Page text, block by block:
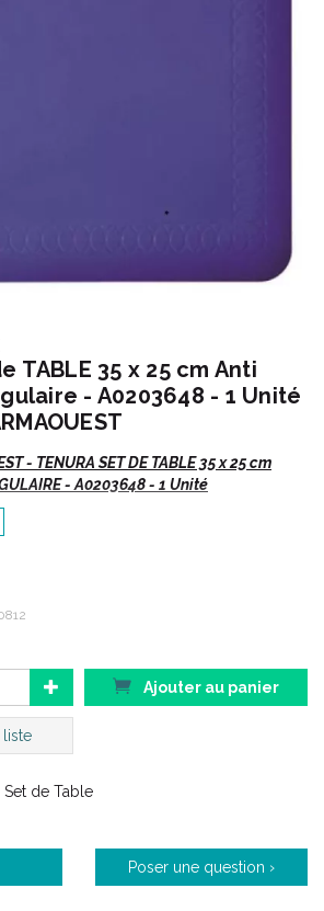
TABLE 35 x 25 cm Anti
- A0203648 - 1 Unité
- TENURA SET DE TABLE 35 x 25 cm
- A0203648 - 1 Unité
et d’ éviter tout risque de glissement
en dimensions : 18 x 25 cm.
Ajouter au panier
liste
Set de Table
Poser une question ›